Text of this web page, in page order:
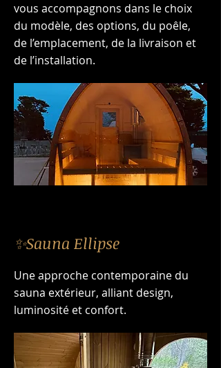
vous accompagnons dans le choix
du modèle, des options, du poêle,
de l’emplacement, de la livraison et
de l’installation.
✨Sauna Ellipse
Une approche contemporaine du
sauna extérieur, alliant design,
luminosité et confort.